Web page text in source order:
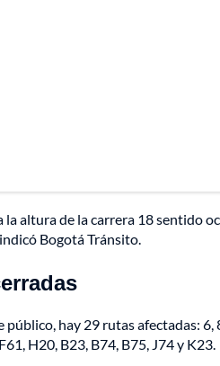
altura de la carrera 18 sentido
Bogotá Tránsito.
hay 29 rutas afectadas: 6,
H20, B23, B74, B75, J74 y K23.